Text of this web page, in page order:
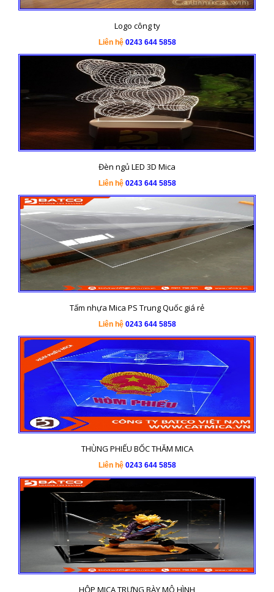
Logo công ty
Liên hệ 0243 644 5858
Đèn ngủ LED 3D Mica
Liên hệ 0243 644 5858
Tấm nhựa Mica PS Trung Quốc giá rẻ
Liên hệ 0243 644 5858
THÙNG PHIẾU BỐC THĂM MICA
Liên hệ 0243 644 5858
HỘP MICA TRƯNG BÀY MÔ HÌNH